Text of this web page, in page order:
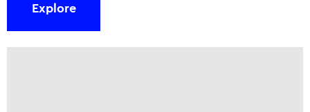
Explore